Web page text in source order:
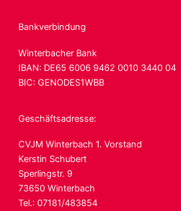
Bankverbindung
Winterbacher Bank
IBAN: DE65 6006 9462 0010 3440 04
BIC: GENODES1WBB
Geschäftsadresse:
CVJM Winterbach 1. Vorstand
Kerstin Schubert
Sperlingstr. 9
73650 Winterbach
Tel.: 07181/483854